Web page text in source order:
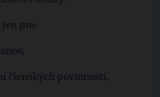
pro:
členských povinností,